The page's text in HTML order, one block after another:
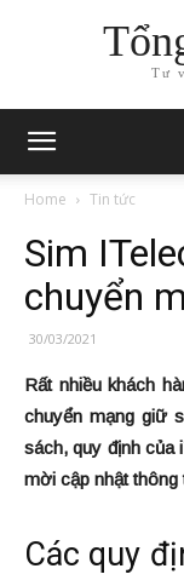
Tư
Home Tin tức
Sim
chuyển
30/03/2021
Rất nhiều khách
chuyển mạng giữ
sách, quy định của
mời cập nhật
Các quy